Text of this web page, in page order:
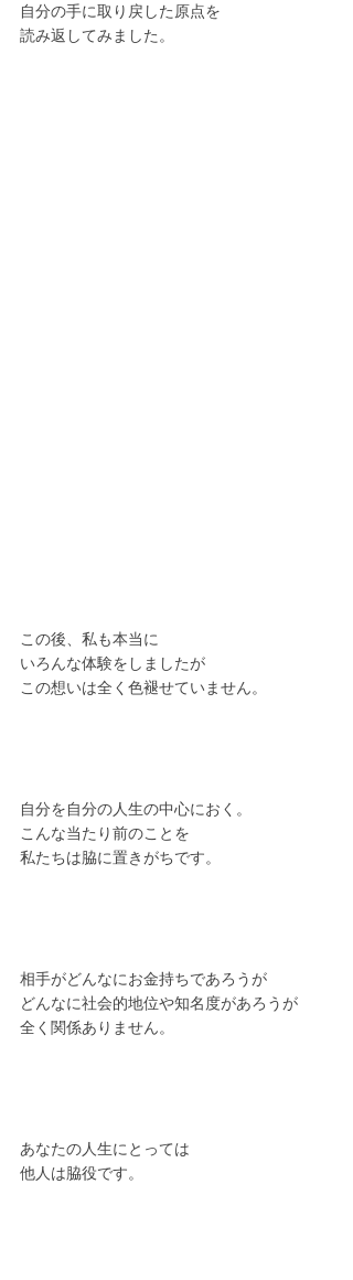
自分の手に取り戻した原点を
読み返してみました。
この後、私も本当に
いろんな体験をしましたが
この想いは全く色褪せていません。
自分を自分の人生の中心におく。
こんな当たり前のことを
私たちは脇に置きがちです。
相手がどんなにお金持ちであろうが
どんなに社会的地位や知名度があろうが
全く関係ありません。
あなたの人生にとっては
他人は脇役です。